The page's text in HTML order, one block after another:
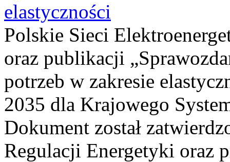
elastyczności
Polskie Sieci
oraz publikacji
potrzeb w zakresie
2035 dla Krajowego
Dokument został
Regulacji Energetyki oraz